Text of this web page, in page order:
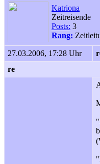
Katriona
Zeitreisende
Posts: 3
Rang:
27.03.2006, 17:28 Uhr
re